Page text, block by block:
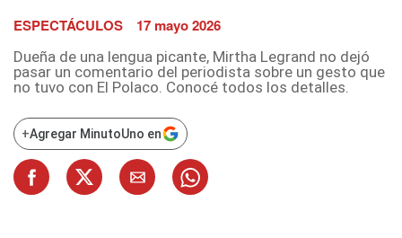
ESPECTÁCULOS 17 mayo 2026
Dueña de una lengua picante, Mirtha Legrand no dejó
pasar un comentario del periodista sobre un gesto que
no tuvo con El Polaco. Conocé todos los detalles.
+Agregar MinutoUno en